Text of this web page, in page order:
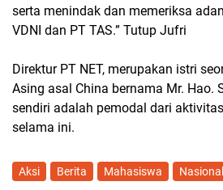
serta menindak dan memeriksa
VDNI dan PT TAS.” Tutup Jufri
Direktur PT NET, merupakan istri
Asing asal China bernama Mr. Hao.
sendiri adalah pemodal dari
selama ini.
Aksi Berita Mahasiswa Nasional